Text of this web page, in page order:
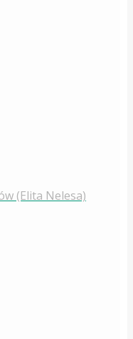
(Elita Nelesa)